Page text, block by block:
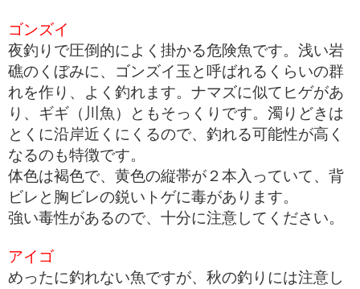
ゴンズイ
夜釣りで圧倒的によく掛かる危険魚です。浅い岩
礁のくぼみに、ゴンズイ玉と呼ばれるくらいの群
れを作り、よく釣れます。ナマズに似てヒゲがあ
り、ギギ（川魚）ともそっくりです。濁りどきは
とくに沿岸近くにくるので、釣れる可能性が高く
なるのも特徴です。
体色は褐色で、黄色の縦帯が２本入っていて、背
ビレと胸ビレの鋭いトゲに毒があります。
強い毒性があるので、十分に注意してください。
アイゴ
めったに釣れない魚ですが、秋の釣りには注意し